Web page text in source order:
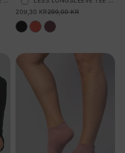
Vælg størrelse
SALGSPRIS
209,30 KRNORMALPRIS
299,00 KR